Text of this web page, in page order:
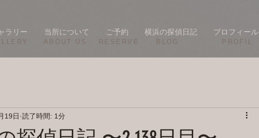
ラリー 当所について ご予約 横浜の探偵日記 プロフィール
​ABOUT US ​PROFIL
RESERVE BLOG
19日 読了時間: 1分